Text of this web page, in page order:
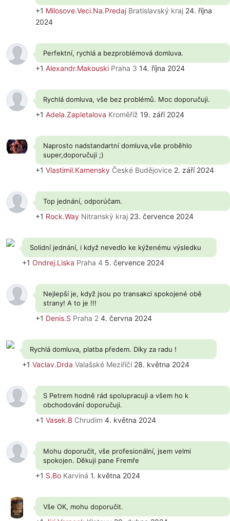
+1 Milosove.Veci.Na.Predaj Bratislavský kraj 24. října
2024
Perfektní, rychlá a bezproblémová domluva.
+1 Alexandr.Makouski Praha 3 14. října 2024
Rychlá domluva, vše bez problémů. Moc doporučuji.
+1 Adela.Zapletalova Kroměříž 19. září 2024
Naprosto nadstandartní domluva,vše proběhlo
super,doporučuji ;)
+1 Vlastimil.Kamensky České Budějovice 2. září 2024
Top jednání, odporúčam.
+1 Rock.Way Nitranský kraj 23. července 2024
Solidní jednání, i když nevedlo ke kýženému výsledku
+1 Ondrej.Liska Praha 4 5. července 2024
Nejlepší je, když jsou po transakci spokojené obě
strany! A to je !!!
+1 Denis.S Praha 2 4. června 2024
Rychlá domluva, platba předem. Díky za radu !
+1 Vaclav.Drda Valašské Meziříčí28. května 2024
S Petrem hodně rád spolupracuji a všem ho k
obchodování doporučuji.
+1 Vasek.B Chrudim 4. května 2024
Mohu doporučit, vše profesionální, jsem velmi
spokojen. Děkuji pane Fremře
+1 S.Bo Karviná 1. května 2024
Vše OK, mohu doporučit.